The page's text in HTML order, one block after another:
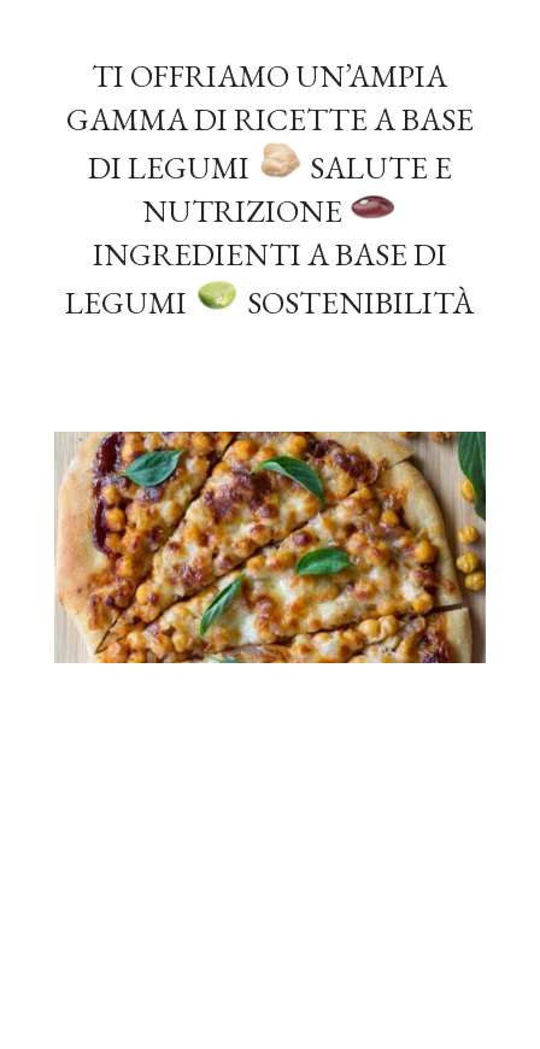
TI OFFRIAMO UN’AMPIA
GAMMA DI RICETTE A BASE
DI LEGUMI
SALUTE E
NUTRIZIONE
INGREDIENTI A BASE DI
LEGUMI
SOSTENIBILITÀ